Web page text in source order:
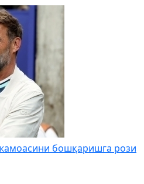
бошқаришга рози